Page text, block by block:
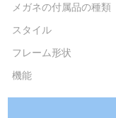
メガネの付属品の種類
スタイル
フレーム形状
機能